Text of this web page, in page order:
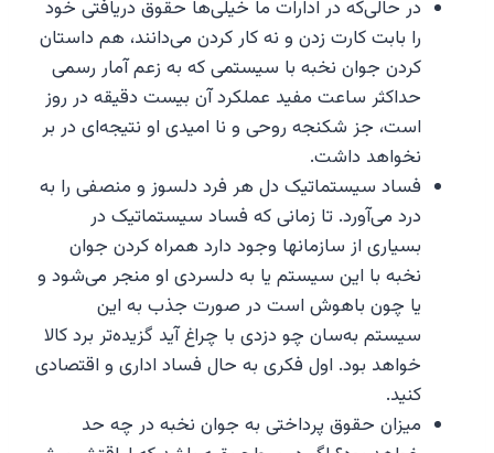
در حالی‌که در ادارات ما خیلی‌ها حقوق دریافتی خود
را بابت کارت زدن و نه کار کردن می‌دانند، هم داستان
کردن جوان نخبه با سیستمی که به زعم آمار رسمی
حداکثر ساعت مفید عملکرد آن بیست دقیقه در روز
است، جز شکنجه روحی و نا امیدی او نتیجه‌ای در بر
نخواهد داشت.
فساد سیستماتیک دل هر فرد دلسوز و منصفی را به
درد می‌آورد. تا زمانی که فساد سیستماتیک در
بسیاری از سازمانها وجود دارد همراه کردن جوان
نخبه با این سیستم یا به دلسردی او منجر می‌شود و
یا چون باهوش است در صورت جذب به این
سیستم به‌سان چو دزدی با چراغ آید گزیده‌تر برد کالا
خواهد بود. اول فکری به حال فساد اداری و اقتصادی
کنید.
میزان حقوق پرداختی به جوان نخبه در چه حد